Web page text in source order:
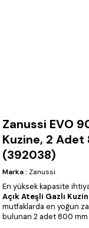
Zanussi EVO
Kuzine, 2 Adet
(392038)
Marka : Zanussi
En yüksek kapasite
Açık Ateşli Gazlı
mutfaklarda en yoğun
bulunan 2 adet 800 mm